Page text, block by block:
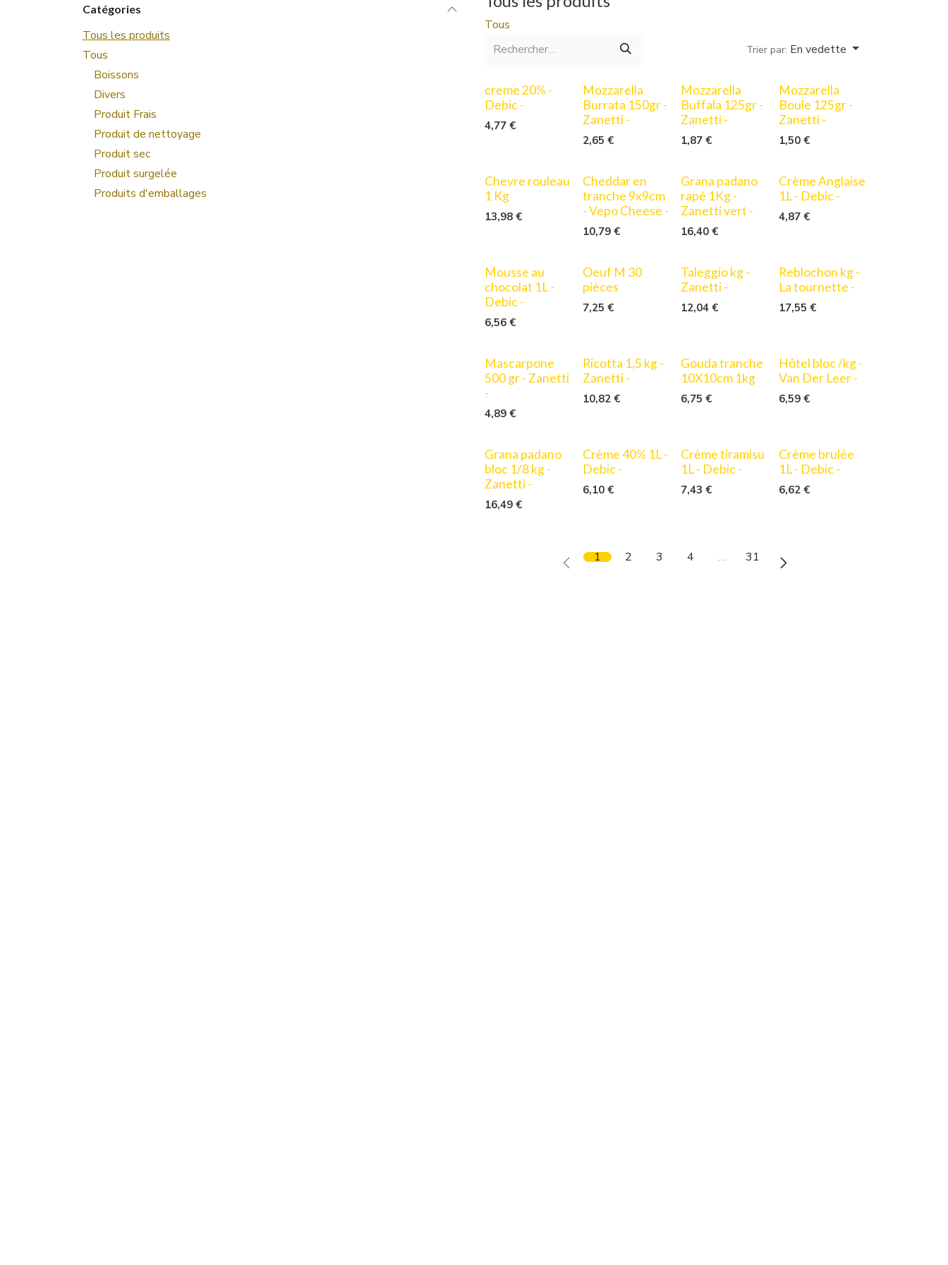
Catégories
Tous les produits
Tous
Boissons
Divers
Produit Frais
Produit de nettoyage
Produit sec
Produit surgelée
Produits d'emballages
Tous
Trier par: En vedette
creme 20% -
Debic -
4,77 €
Mozzarella
Burrata 150gr -
Zanetti -
2,65 €
Mozzarella
Buffala 125gr -
Zanetti -
1,87€
Mozzarella
Boule 125gr -
Zanetti -
1,50€
Chevre rouleau
1 Kg
13,98 €
Cheddar en
tranche 9x9cm
- Vepo Cheese -
10,79€
Grana padano
rapé 1Kg -
Zanetti vert -
16,40€
Crème Anglaise
1L - Debic -
4,87€
Mousse au
chocolat 1L -
Debic -
6,56 €
Oeuf M 30
pièces
7,25 €
Taleggio kg -
Zanetti -
12,04€
Reblochon kg -
La tournette -
17,55 €
Mascarpone
500 gr - Zanetti
-
4,89 €
Ricotta 1,5 kg -
Zanetti -
10,82€
Gouda tranche
10X10cm 1kg
6,75 €
Hôtel bloc /kg -
Van Der Leer -
6,59€
Grana padano
bloc 1/8 kg -
Zanetti -
16,49 €
Crème 40% 1L -
Debic -
6,10€
Crème tiramisu
1L - Debic -
7,43 €
Crème brulée
1L - Debic -
6,62€
1 2 3 4 … 31